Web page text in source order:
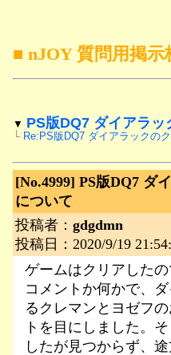
■ nJOY 質問用掲示
▼ PS版DQ7 ダイアラ
└ Re:PS版DQ7 ダイアラックの
[No.4999] PS版DQ7 ダ
について
投稿者： gdgdmn
投稿日：2020/9/19
ゲームはクリアした
コメントか何かで、
るクレマンとヨゼフ
トを目にしました。
したが見つからず、